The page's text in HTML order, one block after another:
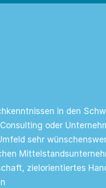
in den
oder
sehr
zielorientiertes